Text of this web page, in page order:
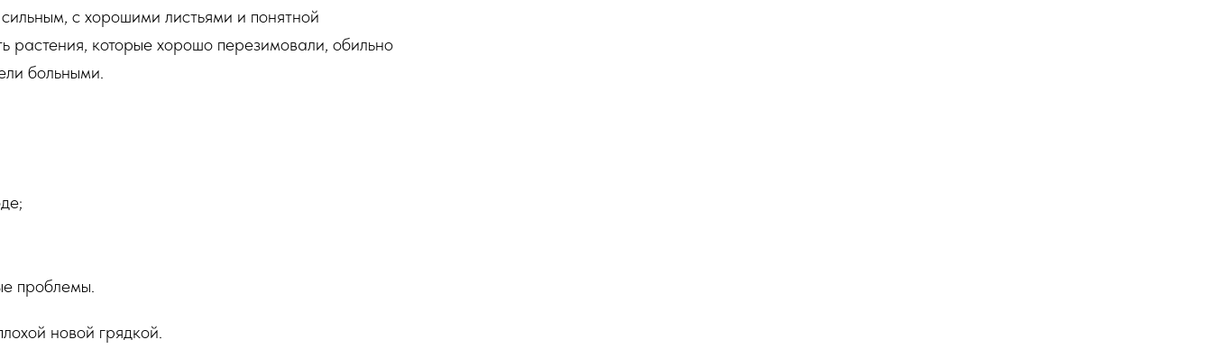
с хорошими листьями и понятной
растения, которые хорошо перезимовали, обильно
больными.
проблемы.
новой грядкой.